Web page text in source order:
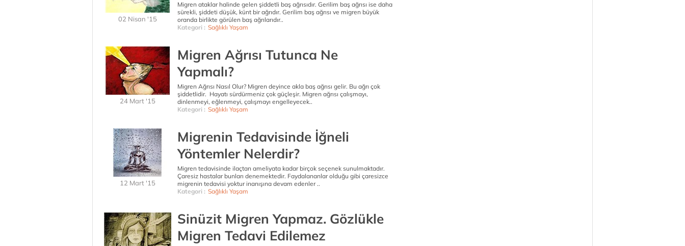
02 Nisan '15
Migren ataklar halinde gelen şiddetli baş ağrısıdır. Gerilim baş ağrısı ise daha
sürekli, şiddeti düşük, künt bir ağrıdır. Gerilim baş ağrısı ve migren büyük
oranda birlikte görülen baş ağrılarıdır..
Kategori : Sağlıklı Yaşam
24 Mart '15
Migren Ağrısı Tutunca Ne
Yapmalı?
Migren Ağrısı Nasıl Olur? Migren deyince akla baş ağrısı gelir. Bu ağrı çok
şiddetlidir. Hayatı sürdürmeniz çok güçleşir. Migren ağrısı çalışmayı,
dinlenmeyi, eğlenmeyi, çalışmayı engelleyecek..
Kategori : Sağlıklı Yaşam
12 Mart '15
Migrenin Tedavisinde İğneli
Yöntemler Nelerdir?
Migren tedavisinde ilaçtan ameliyata kadar birçok seçenek sunulmaktadır.
Çaresiz hastalar bunları denemektedir. Faydalananlar olduğu gibi çaresizce
migrenin tedavisi yoktur inanışına devam edenler ..
Kategori : Sağlıklı Yaşam
Sinüzit Migren Yapmaz. Gözlükle
Migren Tedavi Edilemez